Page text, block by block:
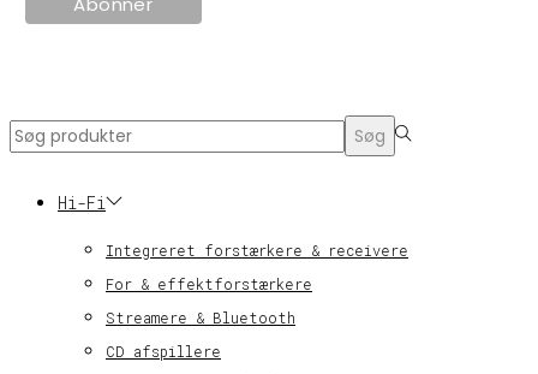
Search
Søg
Hi-Fi
Integreret forstærkere & receivere
For & effektforstærkere
Streamere & Bluetooth
CD afspillere